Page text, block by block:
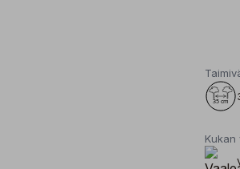
Kukan